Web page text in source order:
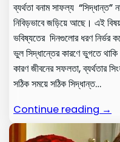
ব্যর্থতা বনাম সাফল্য “সিদ্ধান্ত”
নিবিড়ভাবে জড়িয়ে আছে। এই
ভবিষ্যতের দিনগুলোর ধরণ নির্ভর
ভুল সিদ্ধান্তের কারণে ভুগতে
কারণ জীবনের সফলতা, ব্যর্থতার
সঠিক সময়ে সঠিক সিদ্ধান্ত…
Continue reading →